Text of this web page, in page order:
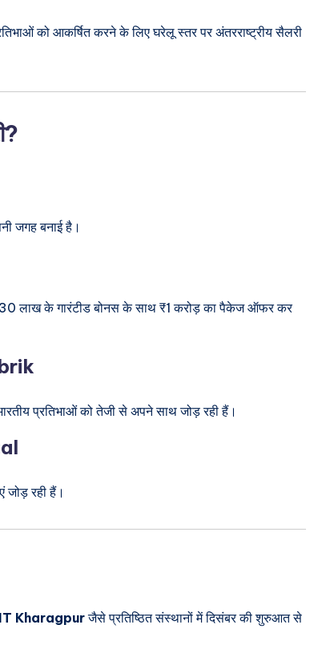
को आकर्षित करने के लिए घरेलू स्तर पर अंतरराष्ट्रीय सैलरी
जगह बनाई है।
लाख के गारंटीड बोनस के साथ ₹1 करोड़ का पैकेज ऑफर कर
प्रतिभाओं को तेजी से अपने साथ जोड़ रही हैं।
जोड़ रही हैं।
Kharagpurजैसे प्रतिष्ठित संस्थानों में दिसंबर की शुरुआत से